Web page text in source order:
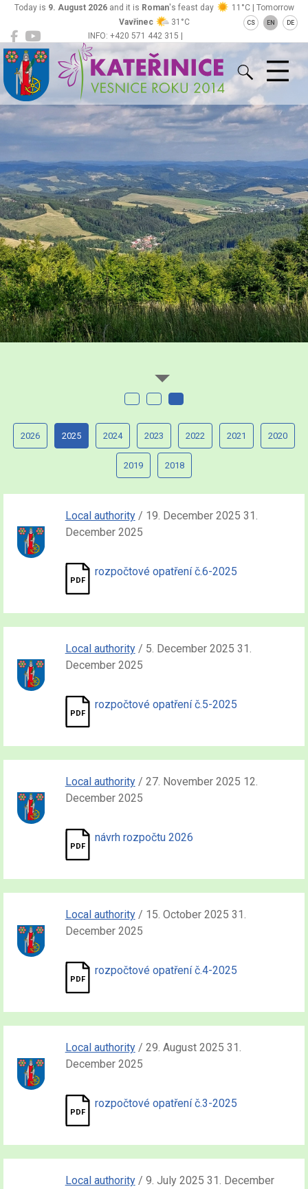
INFO: +420 571 442 315 |
ou@obeckaterinice.cz
Today is 9. August 2026and it is Roman's feast day
11°C | Tomorrow
Vavřinec
31°C CS EN DE
Kateřinice
2026 2025 2024 2023 2022 2021 2020
2019 2018
Local authority/ 19. December 2025 31.
December 2025
rozpočtové opatření č.6-2025
Local authority/ 5. December 2025 31.
December 2025
rozpočtové opatření č.5-2025
Local authority/ 27. November 2025 12.
December 2025
návrh rozpočtu 2026
Local authority/ 15. October 2025 31.
December 2025
rozpočtové opatření č.4-2025
Local authority/ 29. August 2025 31.
December 2025
rozpočtové opatření č.3-2025
Local authority/ 9. July 2025 31. December